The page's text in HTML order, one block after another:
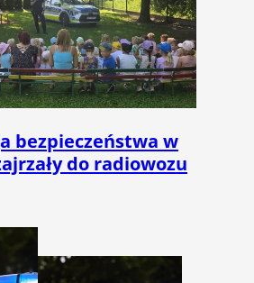
bezpieczeństwa w
do radiowozu